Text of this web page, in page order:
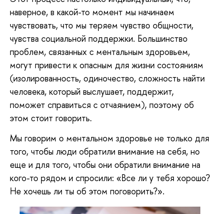
наверное, в какой-то момент мы начинаем
чувствовать, что мы теряем чувство общности,
чувства социальной поддержки. Большинство
проблем, связанных с ментальным здоровьем,
могут привести к опасным для жизни состояниям
(изолированность, одиночество, сложность найти
человека, который выслушает, поддержит,
поможет справиться с отчаянием), поэтому об
этом стоит говорить.
Мы говорим о ментальном здоровье не только для
того, чтобы люди обратили внимание на себя, но
еще и для того, чтобы они обратили внимание на
кого-то рядом и спросили: «Все ли у тебя хорошо?
Не хочешь ли ты об этом поговорить?».